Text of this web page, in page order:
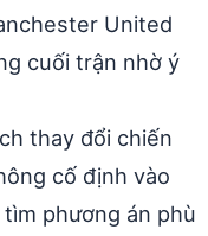
United
cuối trận nhờ ý
thay đổi chiến
cố định vào
phương án phù